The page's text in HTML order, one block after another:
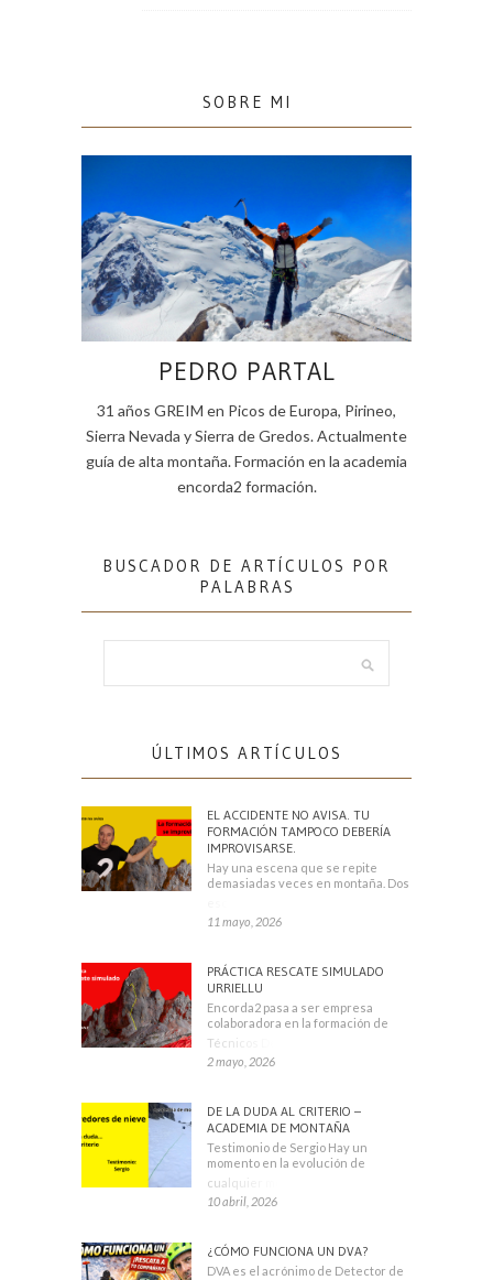
SOBRE MI
PEDRO PARTAL
31 años GREIM en Picos de Europa, Pirineo,
Sierra Nevada y Sierra de Gredos. Actualmente
guía de alta montaña. Formación en la academia
encorda2 formación.
BUSCADOR DE ARTÍCULOS POR
PALABRAS
ÚLTIMOS ARTÍCULOS
EL ACCIDENTE NO AVISA. TU
FORMACIÓN TAMPOCO DEBERÍA
IMPROVISARSE.
Hay una escena que se repite
demasiadas veces en montaña. Dos
11 mayo, 2026
PRÁCTICA RESCATE SIMULADO
URRIELLU
Encorda2 pasa a ser empresa
colaboradora en la formación de
Técnicos Deportivos
2 mayo, 2026
DE LA DUDA AL CRITERIO –
ACADEMIA DE MONTAÑA
Testimonio de Sergio Hay un
momento en la evolución de
cualquier montañero
10 abril, 2026
¿CÓMO FUNCIONA UN DVA?
DVA es el acrónimo de Detector de